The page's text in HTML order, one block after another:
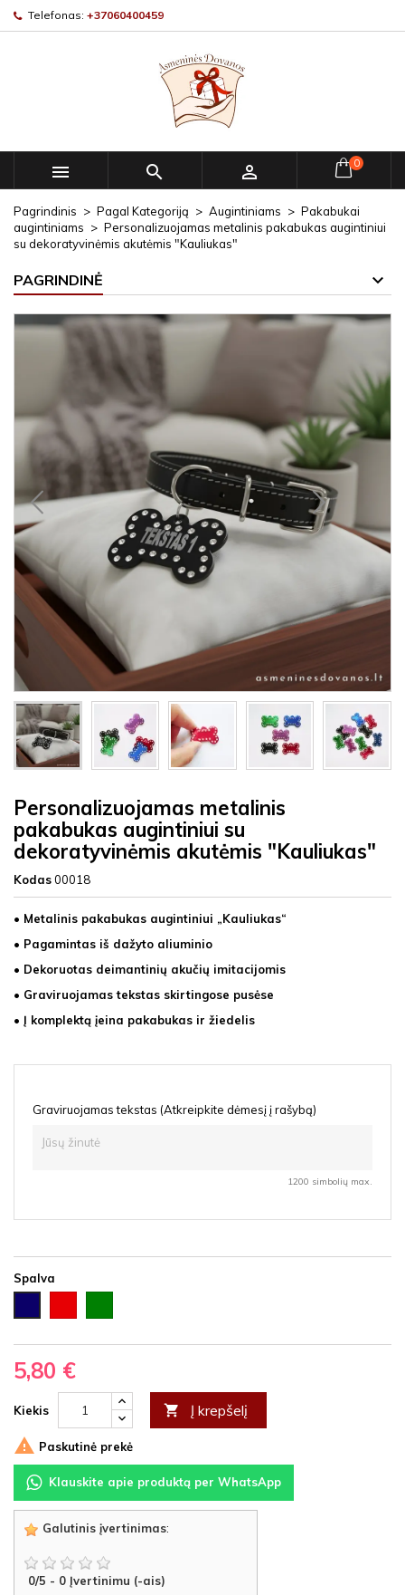
Telefonas: +37060400459
   0
Pagrindinis Pagal Kategoriją Augintiniams
Pakabukai
augintiniams
Personalizuojamas metalinis pakabukas augintiniui
su dekoratyvinėmis akutėmis "Kauliukas"
PAGRINDINĖ
Personalizuojamas metalinis
pakabukas augintiniui su
dekoratyvinėmis akutėmis "Kauliukas"
Kodas00018
• Metalinis pakabukas augintiniui „Kauliukas“
• Pagamintas iš dažyto aliuminio
• Dekoruotas deimantinių akučių imitacijomis
• Graviruojamas tekstas skirtingose pusėse
• Į komplektą įeina pakabukas ir žiedelis
Graviruojamas tekstas (Atkreipkite dėmesį į rašybą)
1200 simbolių max.
Spalva
mėlyna
5,80 €
Kiekis  Į krepšelį
 Paskutinė prekė
Klauskite apie produktą per WhatsApp
Galutinis įvertinimas:
0/5 - 0 Įvertinimu (-ais)